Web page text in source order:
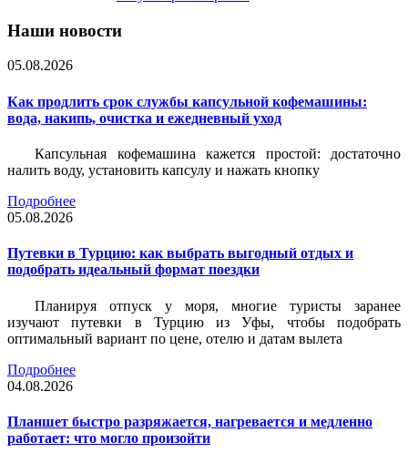
Наши новости
05.08.2026
Как продлить срок службы капсульной кофемашины:
вода, накипь, очистка и ежедневный уход
Капсульная кофемашина кажется простой: достаточно
налить воду, установить капсулу и нажать кнопку
Подробнее
05.08.2026
Путевки в Турцию: как выбрать выгодный отдых и
подобрать идеальный формат поездки
Планируя отпуск у моря, многие туристы заранее
изучают путевки в Турцию из Уфы, чтобы подобрать
оптимальный вариант по цене, отелю и датам вылета
Подробнее
04.08.2026
Планшет быстро разряжается, нагревается и медленно
работает: что могло произойти